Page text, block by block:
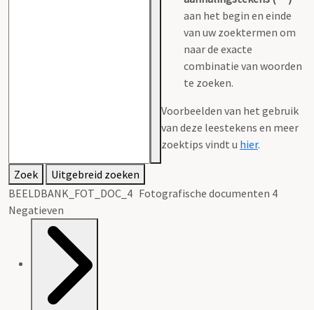
aan het begin en einde
van uw zoektermen om
naar de exacte
combinatie van woorden
te zoeken.
Voorbeelden van het gebruik
van deze leestekens en meer
zoektips vindt u hier.
Zoek
Uitgebreid zoeken
BEELDBANK_FOT_DOC_4 Fotografische documenten 4
Negatieven